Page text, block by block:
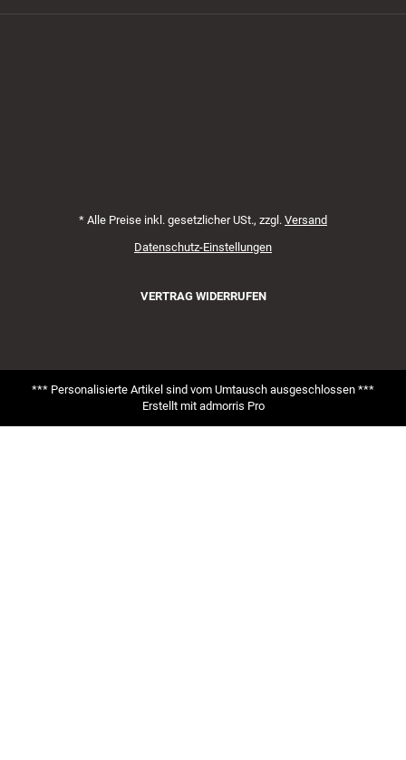
* Alle Preise inkl. gesetzlicher USt., zzgl. Versand
Datenschutz-Einstellungen
VERTRAG WIDERRUFEN
*** Personalisierte Artikel sind vom Umtausch ausgeschlossen ***
Erstellt mit admorris Pro